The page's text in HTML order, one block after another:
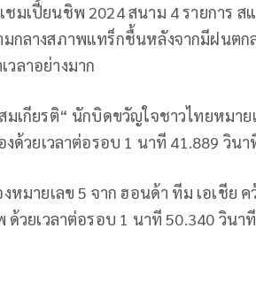
ชมเปี้ยนชิพ 2024สนาม 4รายการ ส
กลางสภาพแทร็กชื้นหลังจากมีฝนตก
วลาอย่างมาก
เกียรติ“ นักบิดขวัญใจชาวไทยหมาย
งด้วยเวลาต่อรอบ 1 นาที 41.889 วินา
งหมายเลข5 จาก ฮอนด้า ทีม เอเชีย ค
ด้วยเวลาต่อรอบ 1 นาที50.340 วินา